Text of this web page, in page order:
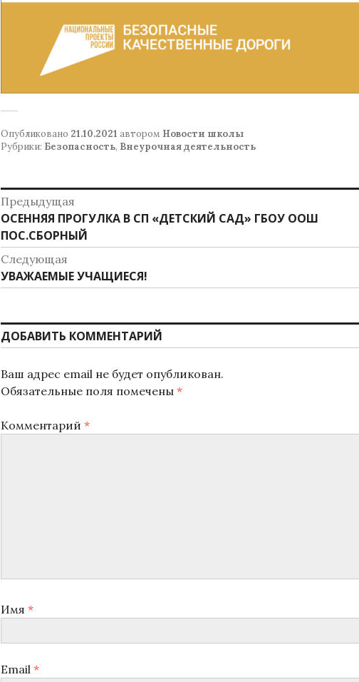
Опубликовано 21.10.2021 автором Новости школы
Рубрики: Безопасность, Внеурочная деятельность
Навигация
по
записям
Предыдущая
Предыдущая
запись:
ОСЕННЯЯ ПРОГУЛКА В СП «ДЕТСКИЙ САД» ГБОУ ООШ
ПОС.СБОРНЫЙ
Следующая
Следующая
запись:
УВАЖАЕМЫЕ УЧАЩИЕСЯ!
ДОБАВИТЬ КОММЕНТАРИЙ
Ваш адрес email не будет опубликован.
Обязательные поля помечены *
Комментарий *
Имя *
Email *